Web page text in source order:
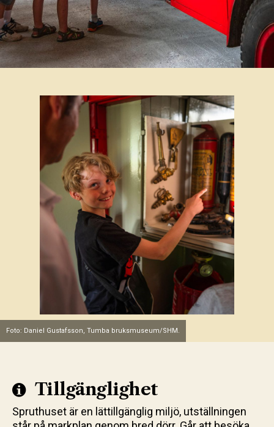
Foto: Daniel Gustafsson, Tumba bruksmuseum/SHM.
Tillgänglighet
Spruthuset är en lättillgänglig miljö, utställningen